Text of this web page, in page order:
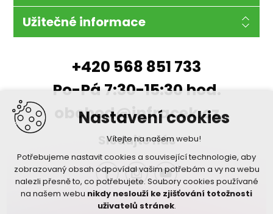
Nastavení cookies
Vítejte na našem webu!
Potřebujeme nastavit cookies a související technologie, aby
zobrazovaný obsah odpovídal vašim potřebám a vy na webu
nalezli přesně to, co potřebujete. Soubory cookies používané
na našem webu nikdy neslouží ke zjišťování totožnosti
uživatelů stránek.
Užitečné informace
+420 568 851 733
Po-Pá 7:30-15:30 hod.
obchod@infracek.cz
Sledujte nás